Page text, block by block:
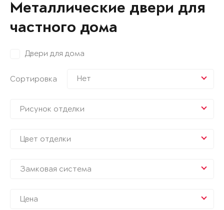
Металлические двери для
частного дома
Двери для дома
Сортировка Нет
Рисунок отделки
Цвет отделки
Замковая система
Цена